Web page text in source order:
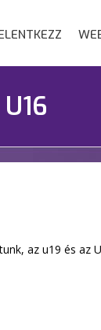
az u19 és az